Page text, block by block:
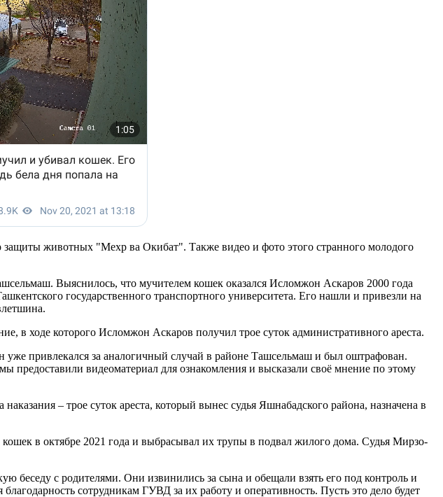
животных "Мехр ва Окибат". Также видео и фото этого странного молодого
Выяснилось, что мучителем кошек оказался Исломжон Аскаров 2000 года
государственного транспортного университета. Его нашли и привезли на
в ходе которого Исломжон Аскаров получил трое суток административного ареста.
уже привлекался за аналогичный случай в районе Ташсельмаш и был оштрафован.
видеоматериал для ознакомления и высказали своё мнение по этому
– трое суток ареста, который вынес судья Яшнабадского района, назначена в
в октябре 2021 года и выбрасывал их трупы в подвал жилого дома. Судья Мирзо-
беседу с родителями. Они извинились за сына и обещали взять его под контроль и
сотрудникам ГУВД за их работу и оперативность. Пусть это дело будет